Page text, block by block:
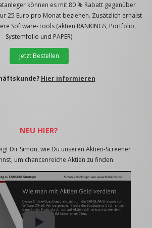
können es mit 80 % Rabatt gegenüber
25 Euro pro Monat beziehen. Zusätzlich erhälst
Software-Tools (aktien RANKINGS, Portfolio,
Systemfolio und PAPER)
Jetzt Bestellen
Hier informieren
NEU HIER?
Dir Simon, wie Du unseren Aktien-Screener
um chancenreiche Aktien zu finden.